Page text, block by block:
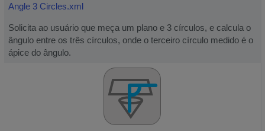
Angle 3 Circles.xml
Solicita ao usuário que meça um plano e 3 círculos, e calcula o
ângulo entre os três círculos, onde o terceiro círculo medido é o
ápice do ângulo.